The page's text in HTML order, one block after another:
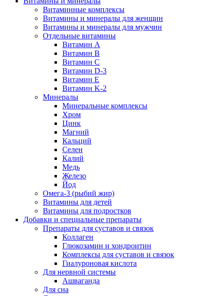
Витаминные комплексы
Витамины и минералы для женщин
Витамины и минералы для мужчин
Отдельные витамины
Витамин А
Витамин B
Витамин C
Витамин D-3
Витамин Е
Витамин K-2
Минералы
Минеральные комплексы
Хром
Цинк
Магний
Кальций
Селен
Калий
Медь
Железо
Йод
Омега-3 (рыбий жир)
Витамины для детей
Витамины для подростков
Добавки и специальные препараты
Препараты для суставов и связок
Коллаген
Глюкозамин и хондроитин
Комплексы для суставов и связок
Гиалуроновая кислота
Для нервной системы
Ашваганда
Для сна